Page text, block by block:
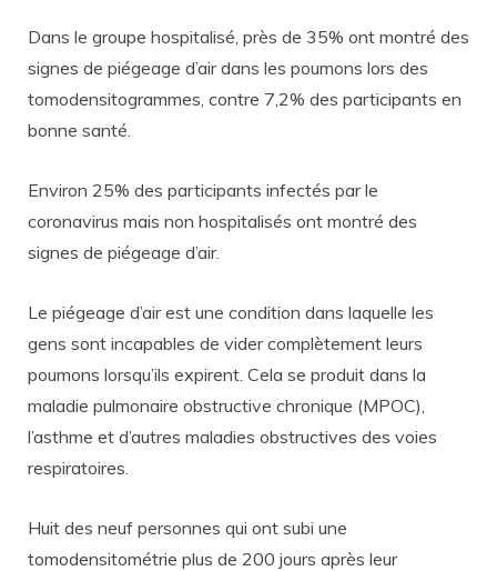
Dans le groupe hospitalisé, près de 35% ont montré des
signes de piégeage d’air dans les poumons lors des
tomodensitogrammes, contre 7,2% des participants en
bonne santé.
Environ 25% des participants infectés par le
coronavirus mais non hospitalisés ont montré des
signes de piégeage d’air.
Le piégeage d’air est une condition dans laquelle les
gens sont incapables de vider complètement leurs
poumons lorsqu’ils expirent. Cela se produit dans la
maladie pulmonaire obstructive chronique (MPOC),
l’asthme et d’autres maladies obstructives des voies
respiratoires.
Huit des neuf personnes qui ont subi une
tomodensitométrie plus de 200 jours après leur